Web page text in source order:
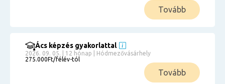
Tovább
Ács képzés gyakorlattal
2026. 09. 05. | 12 hónap | Hódmezővásárhely
275.000Ft/félév-tól
Tovább